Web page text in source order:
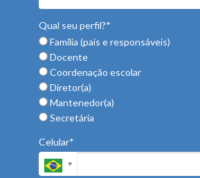
Qual seu perfil?*
Família (pais e responsáveis)
Docente
Coordenação escolar
Diretor(a)
Mantenedor(a)
Secretária
Celular*